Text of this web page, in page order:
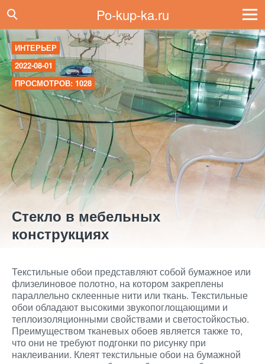
Po-kup-ka.ru
ИНТЕРЬЕР
2022-08-01
ПРОСМОТРОВ: 1028
Стекло в мебельных
конструкциях
Текстильные обои представляют собой бумажное или
флизелиновое полотно, на котором закреплены
параллельно склеенные нити или ткань. Текстильные
обои обладают высокими звукопоглощающими и
теплоизоляционными свойствами и светостойкостью.
Преимуществом тканевых обоев является также то,
что они не требуют подгонки по рисунку при
наклеивании. Клеят текстильные обои на бумажной